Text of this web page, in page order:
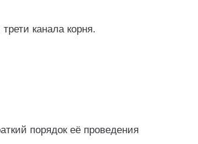
канала корня.
порядок её проведения